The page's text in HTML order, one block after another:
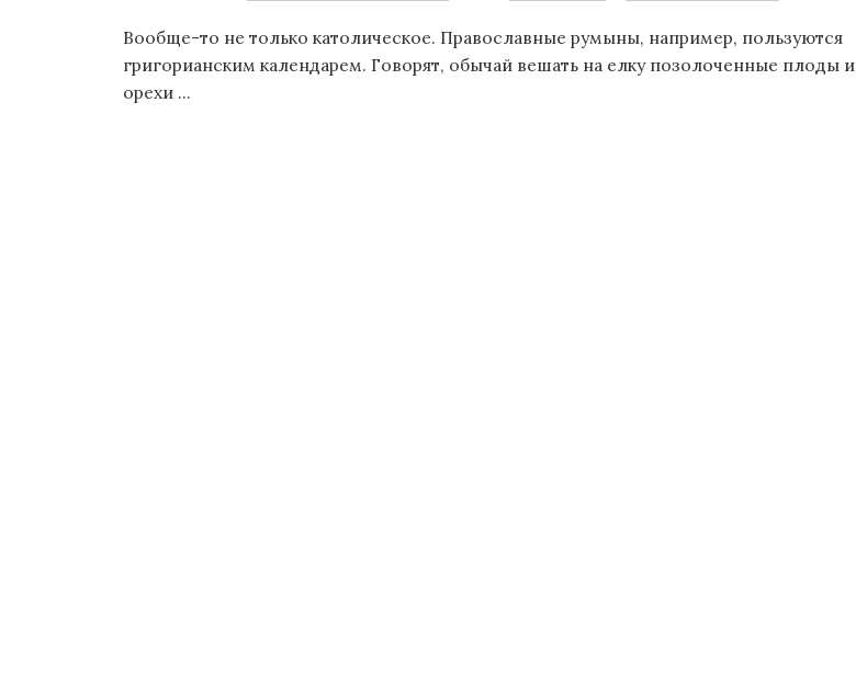
Вообще-то не только католическое. Православные румыны, например, пользуются
григорианским календарем. Говорят, обычай вешать на елку позолоченные плоды и
орехи ...